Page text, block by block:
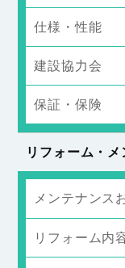
仕様・性能
建設協力会
保証・保険
リフォーム・メ
メンテナンス
リフォーム内